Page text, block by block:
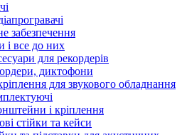
забезпечення
і все до них
для рекордерів
диктофони
для звукового обладнання
і кріплення
стійки та кейси